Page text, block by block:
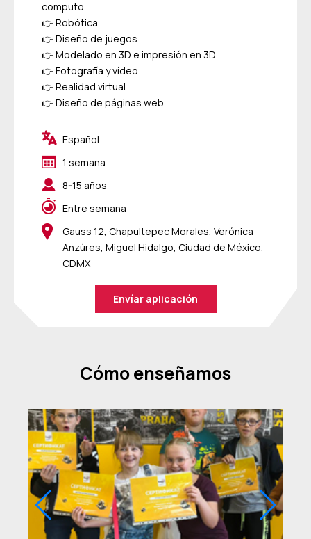
computo
👉 Robótica
👉 Diseño de juegos
👉 Modelado en 3D e impresión en 3D
👉 Fotografía y vídeo
👉 Realidad virtual
👉 Diseño de páginas web
Español
1 semana
8-15 años
Entre semana
Gauss 12, Chapultepec Morales, Verónica
Anzúres, Miguel Hidalgo, Ciudad de México,
CDMX
Envíar aplicación
Cómo enseñamos